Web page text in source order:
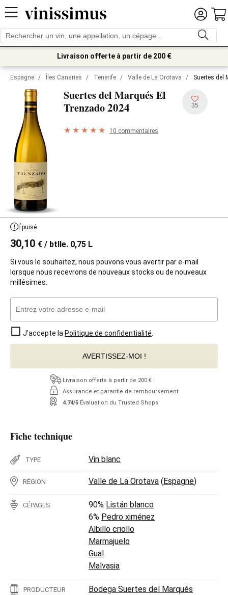
Livraison offerte à partir de 200 €
Espagne / Îles Canaries / Tenerife / Valle de La Orotava / Suertes del
Suertes del Marqués El
Trenzado2024 35
10 commentaires
Épuisé
30,10 € / btlle. 0,75 L
Si vous le souhaitez, nous pouvons vous avertir par e-mail
lorsque nous recevrons de nouveaux stocks ou de nouveaux
millésimes.
J'accepte la Politique de confidentialité
AVERTISSEZ-MOI !
Livraison offerte à partir de 200 €
Assurance et garantie de remboursement
4.74/5 Évaluation du Trusted Shops
Fiche technique
TYPE Vin blanc
RÉGION Valle de La Orotava (Espagne)
CÉPAGES 90% Listán blanco
6% Pedro ximénez
Albillo criollo
Marmajuelo
Gual
Malvasia
PRODUCTEUR Bodega Suertes del Marqués